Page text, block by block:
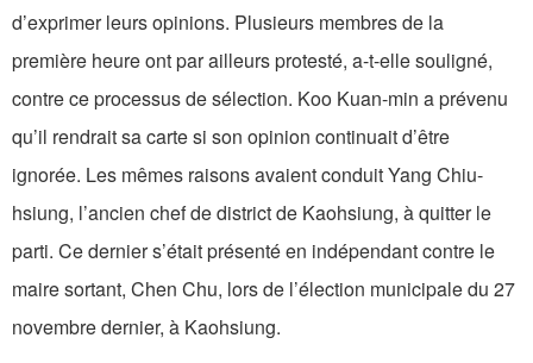
d’exprimer leurs opinions. Plusieurs membres de la
première heure ont par ailleurs protesté, a-t-elle souligné,
contre ce processus de sélection. Koo Kuan-min a prévenu
qu’il rendrait sa carte si son opinion continuait d’être
ignorée. Les mêmes raisons avaient conduit Yang Chiu-
hsiung, l’ancien chef de district de Kaohsiung, à quitter le
parti. Ce dernier s’était présenté en indépendant contre le
maire sortant, Chen Chu, lors de l’élection municipale du 27
novembre dernier, à Kaohsiung.